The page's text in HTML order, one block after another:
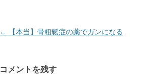
投
ビ
← 【本当】骨粗鬆症の薬でガンになる
コメントを残す